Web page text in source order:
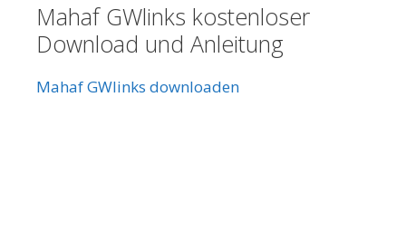
Mahaf GWlinks kostenloser
Download und Anleitung
Mahaf GWlinks downloaden